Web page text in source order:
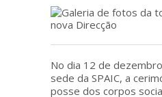
No dia 12 de
sede da SPAIC, a
posse dos corpos